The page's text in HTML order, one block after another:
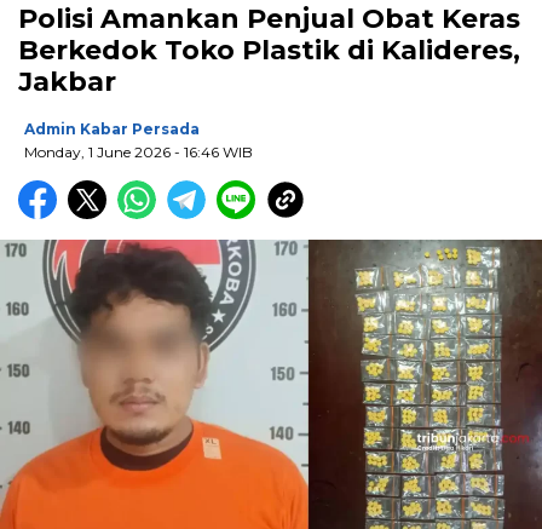
Polisi Amankan Penjual Obat Keras
Berkedok Toko Plastik di Kalideres,
Jakbar
Admin Kabar Persada
Monday, 1 June 2026 - 16:46 WIB